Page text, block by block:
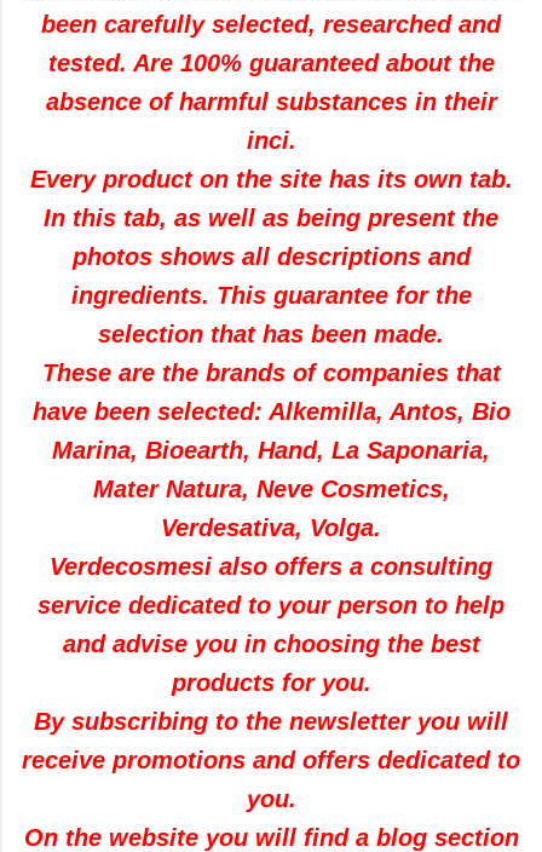
been carefully selected, researched and
tested. Are 100% guaranteed about the
absence of harmful substances in their
inci.
Every product on the site has its own tab.
In this tab, as well as being present the
photos shows all descriptions and
ingredients. This guarantee for the
selection that has been made.
These are the brands of companies that
have been selected: Alkemilla, Antos, Bio
Marina, Bioearth, Hand, La Saponaria,
Mater Natura, Neve Cosmetics,
Verdesativa, Volga.
Verdecosmesi also offers a consulting
service dedicated to your person to help
and advise you in choosing the best
products for you.
By subscribing to the newsletter you will
receive promotions and offers dedicated to
you.
On the website you will find a blog section